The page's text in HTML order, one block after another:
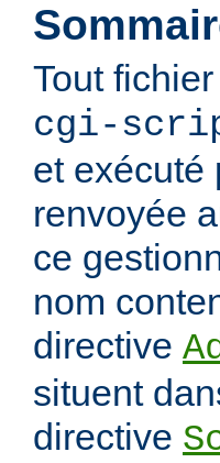
Tout
cgi-
et exécuté
renvoyée
ce
nom
directive
situent
directive